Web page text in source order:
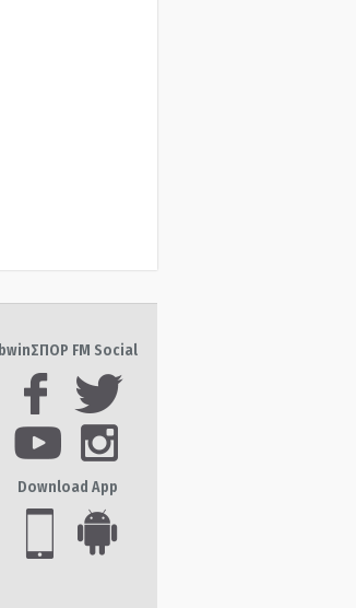
bwinΣΠΟΡ FM Social
Download App